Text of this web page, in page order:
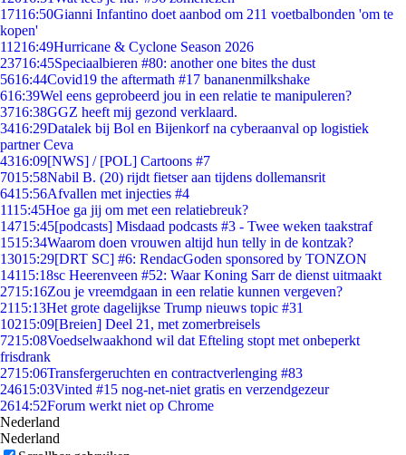
17116:50Gianni Infantino doet aanbod om 211 voetbalbonden 'om te
kopen'
11216:49Hurricane & Cyclone Season 2026
23716:45Speciaalbieren #80: another one bites the dust
5616:44Covid19 the aftermath #17 bananenmilkshake
616:39Wel eens geprobeerd jou in een relatie te manipuleren?
3716:38GGZ heeft mij gezond verklaard.
3416:29Datalek bij Bol en Bijenkorf na cyberaanval op logistiek
partner Ceva
4316:09[NWS] / [POL] Cartoons #7
7015:58Nabil B. (20) rijdt fietser aan tijdens dollemansrit
6415:56Afvallen met injecties #4
1115:45Hoe ga jij om met een relatiebreuk?
14715:45[podcasts] Misdaad podcasts #3 - Twee weken taakstraf
1515:34Waarom doen vrouwen altijd hun telly in de kontzak?
13015:29[DRT SC] #6: RendacGoden sponsored by TONZON
14115:18sc Heerenveen #52: Waar Koning Sarr de dienst uitmaakt
2715:16Zou je vreemdgaan in een relatie kunnen vergeven?
2115:13Het grote dagelijkse Trump nieuws topic #31
10215:09[Breien] Deel 21, met zomerbreisels
7215:08Voedselwaakhond wil dat Efteling stopt met onbeperkt
frisdrank
2715:06Transfergeruchten en contractverlenging #83
24615:03Vinted #15 nog-net-niet gratis en verzendgezeur
2614:52Forum werkt niet op Chrome
Nederland
Nederland